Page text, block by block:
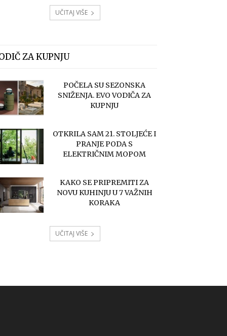
UČITAJ VIŠE
ZA KUPNJU
POČELA SU SEZONSKA
SNIŽENJA. EVO VODIČA ZA
KUPNJU
OTKRILA SAM 21. STOLJEĆE I
PRANJE PODA S
ELEKTRIČNIM MOPOM
KAKO SE PRIPREMITI ZA
NOVU KUHINJU U 7 VAŽNIH
KORAKA
UČITAJ VIŠE